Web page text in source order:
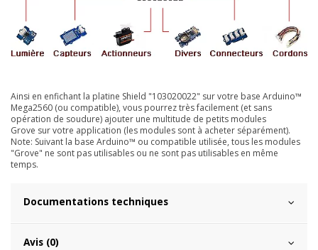
Ainsi en enfichant la platine Shield "103020022" sur votre base Arduino™
Mega2560 (ou compatible), vous pourrez très facilement (et sans
opération de soudure) ajouter une multitude de petits modules
Grove sur votre application (les modules sont à acheter séparément).
Note: Suivant la base Arduino™ ou compatible utilisée, tous les modules
"Grove" ne sont pas utilisables ou ne sont pas utilisables en même
temps.
Documentations techniques
Avis (0)